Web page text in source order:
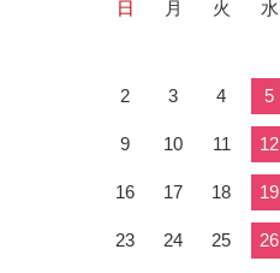
日 月 火 水
2 3 4 5
9 10 11 12
16 17 18 19
23 24 25 26